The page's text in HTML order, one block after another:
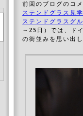
前回のブログのコ
ステンドグラス見
ステンドグラスグ
～ 25 日）では、ド
の街並みを思い出